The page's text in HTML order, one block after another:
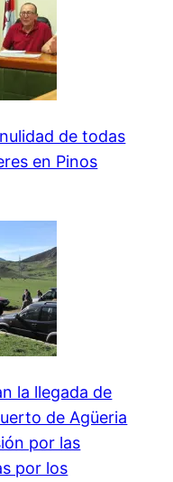
de todas
en Pinos
la llegada de
de Agüeria
por las
por los